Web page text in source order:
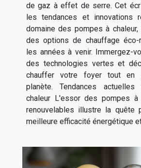
de gaz à effet de serre. Cet
les tendances et innovations
domaine des pompes à
des options de chauffage éco-
les années à venir. Immergez-
des technologies vertes et
chauffer votre foyer tout en
planète. Tendances
chaleur L'essor des pompes à
renouvelables illustre la quête
meilleure efficacité énergétique